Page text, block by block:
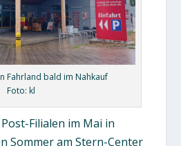
Fahrland bald im Nahkauf
Foto: kl
Filialen im Mai in
Sommer am Stern-Center